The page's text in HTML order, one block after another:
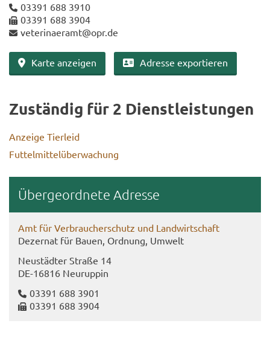
03391 688 3910
03391 688 3904
ve­te­ri­na­er­amt@opr.de
Karte an­zei­gen Adres­se ex­por­tie­ren
Zu­stän­dig für 2 Dienst­leis­tun­gen
An­zei­ge Tier­leid
Fut­tel­mit­tel­über­wa­chung
Über­ge­ord­ne­te Adres­se
Amt für Ver­brau­cher­schutz und Land­wirt­schaft
De­zer­nat für Bauen, Ord­nung, Um­welt
Neu­städ­ter Stra­ße 14
DE-​16816 Neu­rup­pin
03391 688 3901
03391 688 3904